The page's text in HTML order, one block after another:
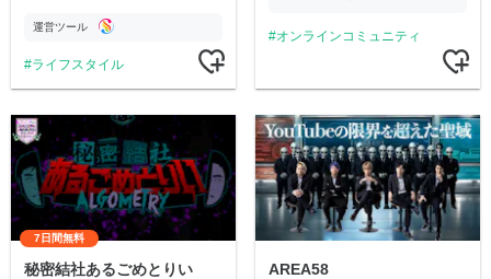
ただいています。
運営ツール
ライフスタイル
オンラインコミュニティ
7日間無料
秘密結社あるごめとりい AREA58